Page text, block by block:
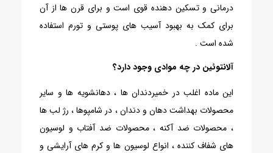
درمانی و تسکین دهنده قوی است و برای قرن ها از آن
برای کمک به بهبود آسیب های پوستی و تورم استفاده
شده است .
آلانتوئین در چه موادی وجود دارد؟
این ماده اغلب در خمیردندان ها ، دهانشویه ها و سایر
محصولات بهداشت دهان و دندان ، در شامپوها ، رژ لب ها
، محصولات ضد آکنه ، محصولات ضد آفتاب و لوسیون
های شفاف کننده ، انواع لوسیون ها و کرم های آرایشی و